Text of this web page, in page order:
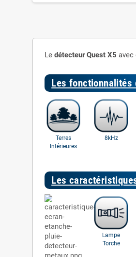
Ledétecteur Quest X5 avec
Les fonctionnalités
Terres
Intérieures
8kHz
Les
Lampe
Torche